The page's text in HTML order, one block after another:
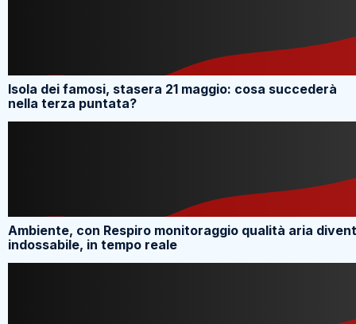
Isola dei famosi, stasera 21 maggio: cosa succederà
nella terza puntata?
Ambiente, con Respiro monitoraggio qualità aria
indossabile, in tempo reale